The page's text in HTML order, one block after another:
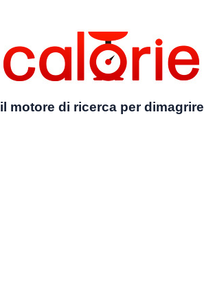
il motore di ricerca per dimagrire